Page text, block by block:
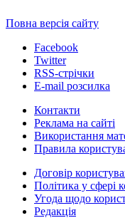
Повна версія сайту
Facebook
Twitter
RSS-стрічки
E-mail розсилка
Контакти
Реклама на сайті
Використання
Правила
Договір
Політика у сфері
Угода щодо
Редакція